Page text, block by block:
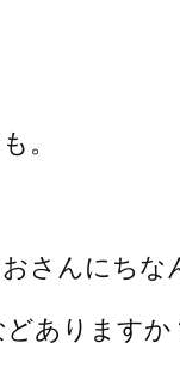
。
さんにちな
ありますか